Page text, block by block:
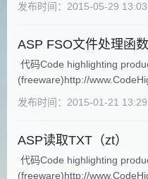
发布时间：2015-05-29
ASP FSO文件处理函数
代码Code highlighting
(freeware)http://
发布时间：2015-01-21
ASP读取TXT（zt）
代码Code highlighting
(freeware)http://